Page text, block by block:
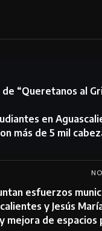
“Queretanos al
en
más de 5 mil
esfuerzos
y Jesús
mejora de espacios